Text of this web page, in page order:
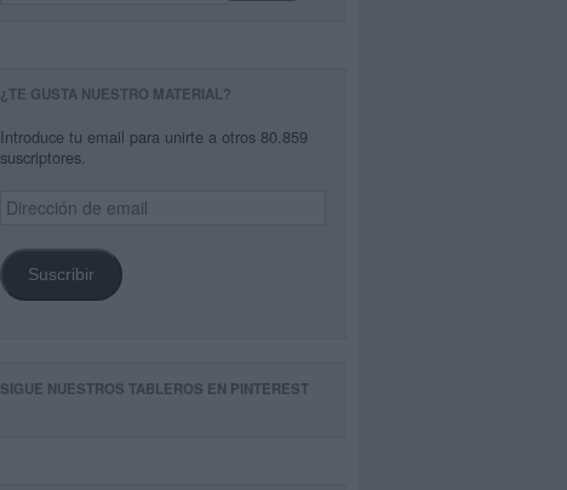
¿TE GUSTA NUESTRO MATERIAL?
Introduce tu email para unirte a otros 80.859
suscriptores.
Dirección
de
Suscribir
SIGUE NUESTROS TABLEROS EN PINTEREST